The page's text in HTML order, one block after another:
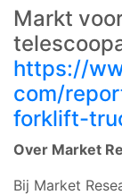
Markt
https://
com/
forklift-
Over Market
Bij Market